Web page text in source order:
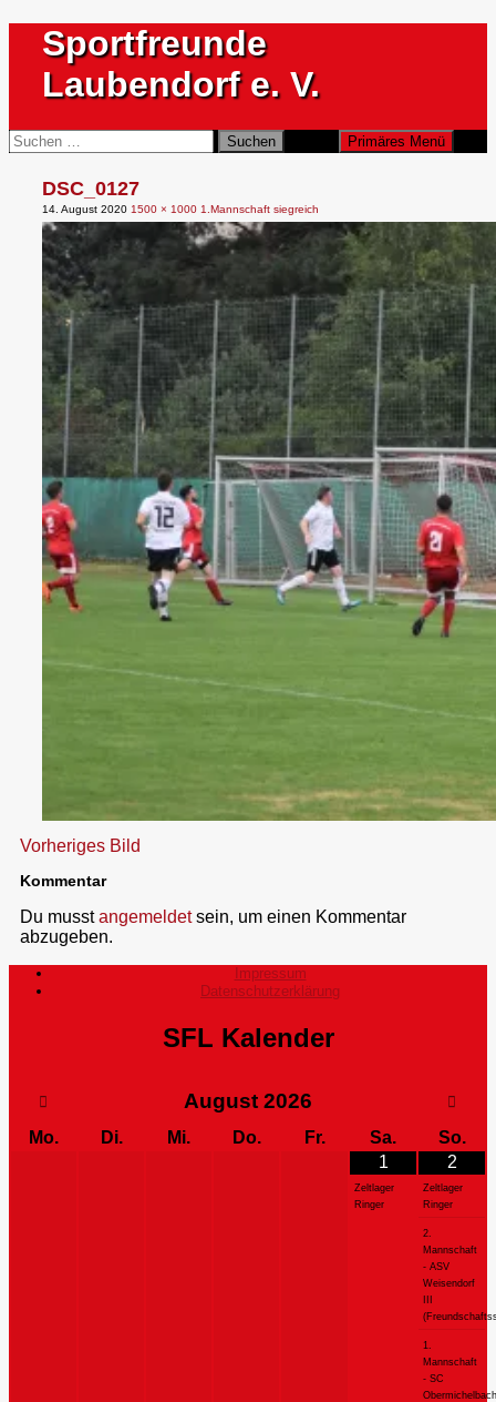
Inhalt
springen
Sportfreunde
Laubendorf e. V.
Suchen Primäres Menü
Suchen
nach:
DSC_0127
14. August 2020 1500 × 1000 1.Mannschaft siegreich
Vorheriges Bild
Kommentar
Du musstangemeldetsein, um einen Kommentar
abzugeben.
Impressum
Datenschutzerklärung
SFL Kalender
August 2026
Mo. Di. Mi. Do. Fr. Sa.
So.
1
Zeltlager
Ringer
2
Zeltlager
Ringer
2.
Mannschaft
- ASV
Weisendorf
1.
Mannschaft
- SC
Obermichelbach